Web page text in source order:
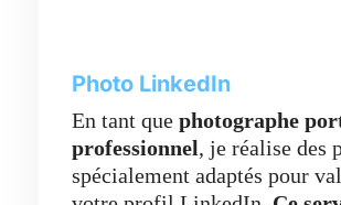
Photo LinkedIn
En tant que photographe
professionnel, je réalise des
spécialement adaptés pour